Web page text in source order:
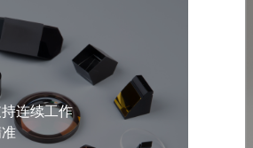
连续工作